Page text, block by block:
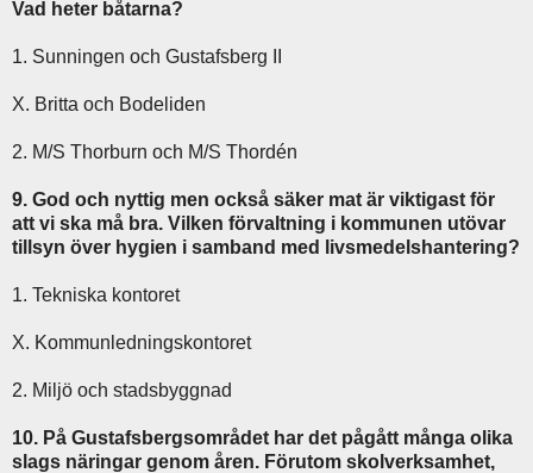
Vad heter båtarna?
1. Sunningen och Gustafsberg II
X. Britta och Bodeliden
2. M/S Thorburn och M/S Thordén
9. God och nyttig men också säker mat är viktigast för
att vi ska må bra. Vilken förvaltning i kommunen utövar
tillsyn över hygien i samband med livsmedelshantering?
1. Tekniska kontoret
X. Kommunledningskontoret
2. Miljö och stadsbyggnad
10. På Gustafsbergsområdet har det pågått många olika
slags näringar genom åren. Förutom skolverksamhet,